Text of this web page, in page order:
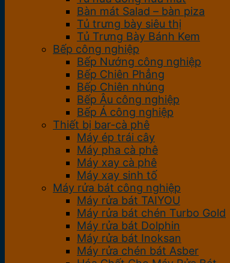
Bàn mát Salad – bàn piza
Tủ trưng bày siêu thị
Tủ Trưng Bày Bánh Kem
Bếp công nghiệp
Bếp Nướng công nghiệp
Bếp Chiên Phẳng
Bếp Chiên nhúng
Bếp Âu công nghiệp
Bếp Á công nghiệp
Thiết bị bar-cà phê
Máy ép trái cây
Máy pha cà phê
Máy xay cà phê
Máy xay sinh tố
Máy rửa bát công nghiệp
Máy rửa bát TAIYOU
Máy rửa bát chén Turbo Gold
Máy rửa bát Dolphin
Máy rửa bát Inoksan
Máy rửa chén bát Asber